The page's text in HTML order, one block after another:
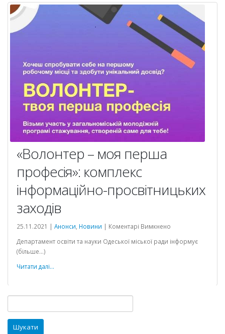
«Волонтер – моя перша
професія»: комплекс
інформаційно-просвітницьких
заходів
25.11.2021 | Анонси, Новини | Коментарі Вимкнено
–
Департамент освіти та науки Одеської міської ради інформує
(більше…)
Читати далі...